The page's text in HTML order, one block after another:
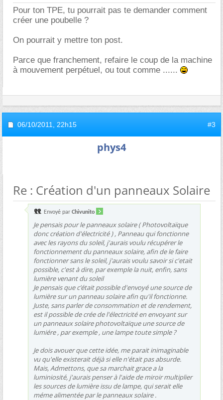
Pour ton TPE, tu pourrait pas te demander comment
créer une poubelle ?
On pourrait y mettre ton post.
Parce que franchement, refaire le coup de la machine
à mouvement perpétuel, ou tout comme ......
06/10/2011, 22h15 #3
phys4
Re : Création d'un panneaux Solaire
Envoyé par Chivunito
Je pensais pour le panneaux solaire ( Photovoltaïque
donc création d'électricité ) , Panneau qui fonctionne
avec les rayons du soleil, j'aurais voulu récupérer le
fonctionnement du panneaux solaire, afin de le faire
fonctionner sans le soleil, j'aurais voulu savoir si c'etait
possible, c'est à dire, par exemple la nuit, enfin, sans
lumière venant du soleil
Je pensais que c’était possible d'envoyé une source de
lumière sur un panneau solaire afin qu'il fonctionne.
Juste, sans parler de consommation et de rendement,
est il possible de crée de l'électricité en envoyant sur
un panneaux solaire photovoltaïque une source de
lumiére , par exemple , une lampe toute simple ?
Je dois avouer que cette idée, me parait inimaginable
vu qu'elle existerait déjà si elle n'était pas absurde.
Mais, Admettons, que sa marchait grace a la
luminiosité, j'aurais penser à l'aide de miroir multiplier
les sources de lumière issu de lampe, qui serait elle
méme alimentée par le panneaux solaire .